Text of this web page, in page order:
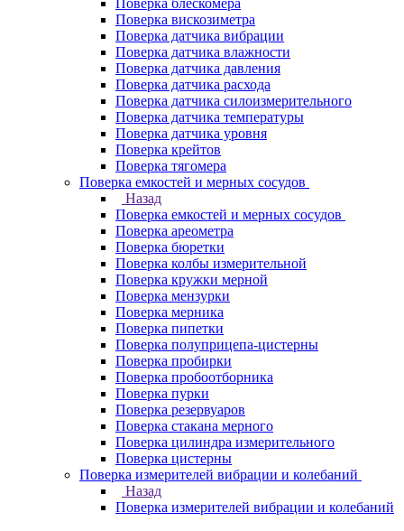
Поверка блескомера
Поверка вискозиметра
Поверка датчика вибрации
Поверка датчика влажности
Поверка датчика давления
Поверка датчика расхода
Поверка датчика силоизмерительного
Поверка датчика температуры
Поверка датчика уровня
Поверка крейтов
Поверка тягомера
Поверка емкостей и мерных сосудов
Назад
Поверка емкостей и мерных сосудов
Поверка ареометра
Поверка бюретки
Поверка колбы измерительной
Поверка кружки мерной
Поверка мензурки
Поверка мерника
Поверка пипетки
Поверка полуприцепа-цистерны
Поверка пробирки
Поверка пробоотборника
Поверка пурки
Поверка резервуаров
Поверка стакана мерного
Поверка цилиндра измерительного
Поверка цистерны
Поверка измерителей вибрации и колебаний
Назад
Поверка измерителей вибрации и колебаний